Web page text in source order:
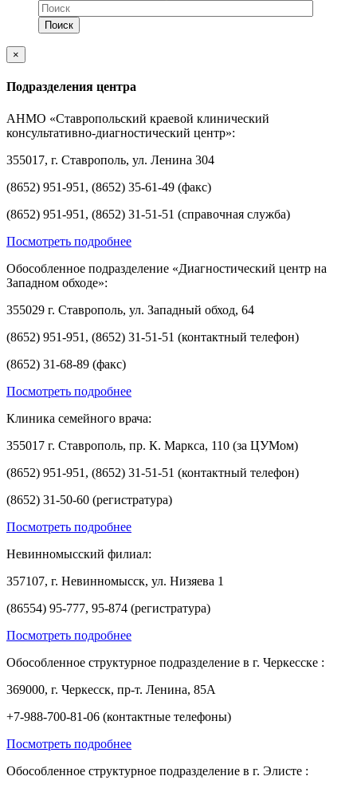
×
Подразделения центра
АНМО «Ставропольский краевой клинический
консультативно-диагностический центр»:
355017, г. Ставрополь, ул. Ленина 304
(8652) 951-951, (8652) 35-61-49 (факс)
(8652) 951-951, (8652) 31-51-51 (справочная служба)
Посмотреть подробнее
Обособленное подразделение «Диагностический центр на
Западном обходе»:
355029 г. Ставрополь, ул. Западный обход, 64
(8652) 951-951, (8652) 31-51-51 (контактный телефон)
(8652) 31-68-89 (факс)
Посмотреть подробнее
Клиника семейного врача:
355017 г. Ставрополь, пр. К. Маркса, 110 (за ЦУМом)
(8652) 951-951, (8652) 31-51-51 (контактный телефон)
(8652) 31-50-60 (регистратура)
Посмотреть подробнее
Невинномысский филиал:
357107, г. Невинномысск, ул. Низяева 1
(86554) 95-777, 95-874 (регистратура)
Посмотреть подробнее
Обособленное структурное подразделение в г. Черкесске :
369000, г. Черкесск, пр-т. Ленина, 85А
+7-988-700-81-06 (контактные телефоны)
Посмотреть подробнее
Обособленное структурное подразделение в г. Элисте :